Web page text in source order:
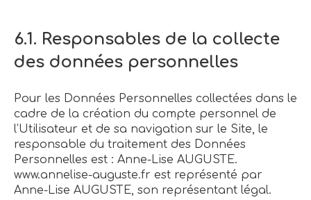
6.1. Responsables de la collecte
des données personnelles
Pour les Données Personnelles collectées dans le
cadre de la création du compte personnel de
l’Utilisateur et de sa navigation sur le Site, le
responsable du traitement des Données
Personnelles est : Anne-Lise AUGUSTE.
www.annelise-auguste.fr est représenté par
Anne-Lise AUGUSTE, son représentant légal.